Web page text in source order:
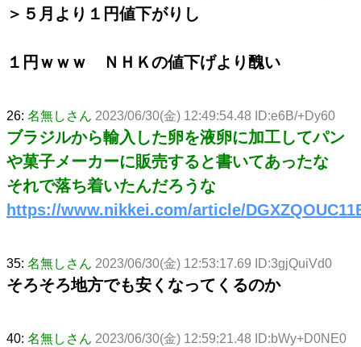
＞５月より１円値下がりし
１円ｗｗｗ ＮＨＫの値下げより醜い
26: 名無しさん 2023/06/30(金) 12:49:54.48 ID:e6B/+Dy60
ブラジルから輸入した卵を液卵に加工してパン
や菓子メーカーに販売すると書いてあったな
それで落ち着いたんだろうな
https://www.nikkei.com/article/
35: 名無しさん 2023/06/30(金) 12:53:17.69 ID:3gjQuiVd0
そろそろ地方でも安くなってくるのか
40: 名無しさん 2023/06/30(金) 12:59:21.48 ID:bWy+D0NE0